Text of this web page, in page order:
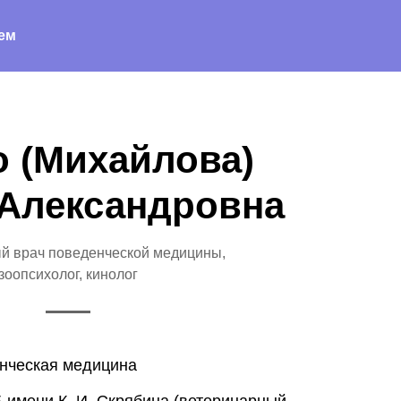
(Михайлова)
врач поведенческой медицины,
кинолог
медицина